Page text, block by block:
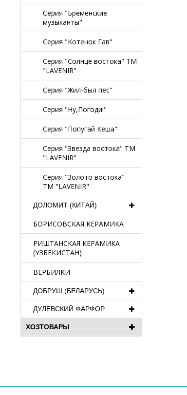
Серия "Бременские
музыканты"
Серия "Котенок Гав"
Серия "Солнце востока" TM
"LAVENIR"
Серия "Жил-был пес"
Серия "Ну,Погоди!"
Серия "Попугай Кеша"
Серия "Звезда востока" TM
"LAVENIR"
Серия "Золото востока"
TM "LAVENIR"
ДОЛОМИТ (КИТАЙ)
БОРИСОВСКАЯ КЕРАМИКА
РИШТАНСКАЯ КЕРАМИКА
(УЗБЕКИСТАН)
ВЕРБИЛКИ
ДОБРУШ (БЕЛАРУСЬ)
ДУЛЕВСКИЙ ФАРФОР
ХОЗТОВАРЫ